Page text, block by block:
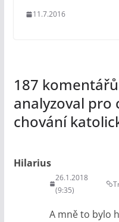
11.7.2016
187
analyzoval pro
chování
Hilarius
26.1.2018
(9:35)
A mně to bylo